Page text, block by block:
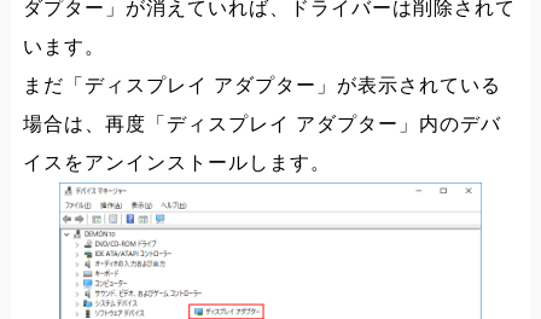
ダプター」が消えていれば、ドライバーは削除されて
います。
まだ「ディスプレイ アダプター」が表示されている
場合は、再度「ディスプレイ アダプター」内のデバ
イスをアンインストールします。